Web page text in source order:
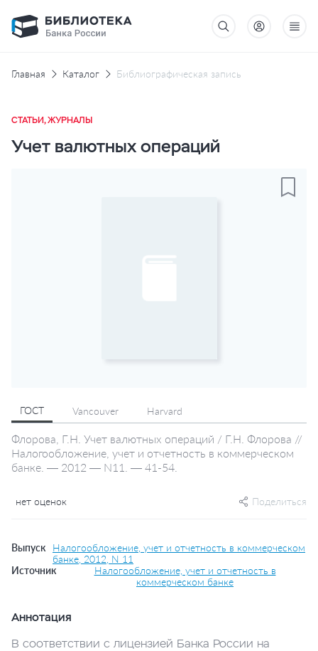
Главная Каталог Библиографическая запись
СТАТЬИ, ЖУРНАЛЫ
Учет валютных операций
ГОСТ Vancouver Harvard
Флорова, Г.Н. Учет валютных операций / Г.Н. Флорова //
Налогообложение, учет и отчетность в коммерческом
банке. — 2012 — N11. — 41-54.
нет оценок Поделиться
Выпуск
Налогообложение, учет и отчетность в коммерческом
банке, 2012, N 11
Источник
Налогообложение, учет и отчетность в
коммерческом банке
Аннотация
В соответствии с лицензией Банка России на